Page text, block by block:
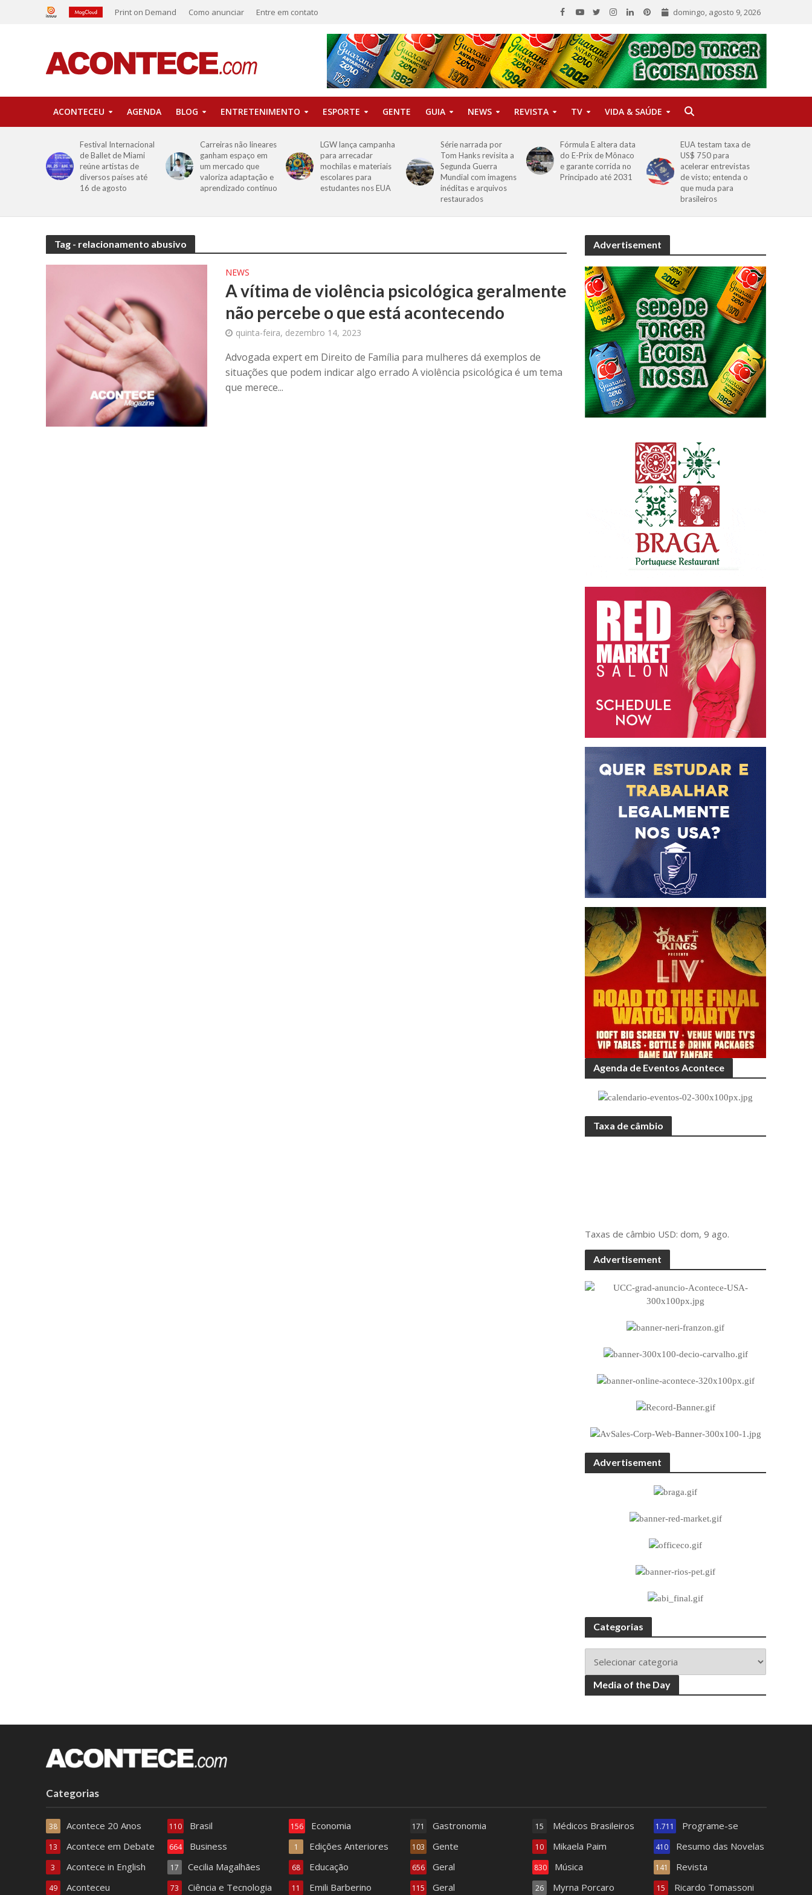
Print on Demand Como anunciar Entre em contato domingo, agosto 9, 2026
ACONTECEU AGENDA BLOG ENTRETENIMENTO ESPORTE GENTE GUIA NEWS REVISTA TV VIDA & SAÚDE
Festival Internacional
de Ballet de Miami
reúne artistas de
diversos países até
16 de agosto
Carreiras não lineares
ganham espaço em
um mercado que
valoriza adaptação e
aprendizado contínuo
LGW lança campanha
para arrecadar
mochilas e materiais
escolares para
estudantes nos EUA
Série narrada por
Tom Hanks revisita a
Segunda Guerra
Mundial com imagens
inéditas e arquivos
restaurados
Fórmula E altera data
do E-Prix de Mônaco
e garante corrida no
Principado até 2031
EUA testam taxa de
US$ 750 para
acelerar entrevistas
de visto; entenda o
que muda para
brasileiros
Tag - relacionamento abusivo
NEWS
A vítima de violência psicológica geralmente
não percebe o que está acontecendo
quinta-feira, dezembro 14, 2023
Advogada expert em Direito de Família para mulheres dá exemplos de
situações que podem indicar algo errado A violência psicológica é um tema
que merece...
Advertisement
Agenda de Eventos Acontece
Taxa de câmbio
Taxas de câmbio USD: dom, 9 ago.
Advertisement
Advertisement
Categorias
Media of the Day
Categorias
Acontece 20 Anos
38
Acontece em Debate
13
Acontece in English
3
Aconteceu
49
Brasil
110
Business
664
Cecilia Magalhães
17
Ciência e Tecnologia
73
Economia
156
Edições Anteriores
1
Educação
68
Emili Barberino
11
Gastronomia
171
Gente
103
Geral
656
Geral
115
Médicos Brasileiros
15
Mikaela Paim
10
Música
830
Myrna Porcaro
26
Programe-se
1.711
Resumo das Novelas
410
Revista
141
Ricardo Tomassoni
15